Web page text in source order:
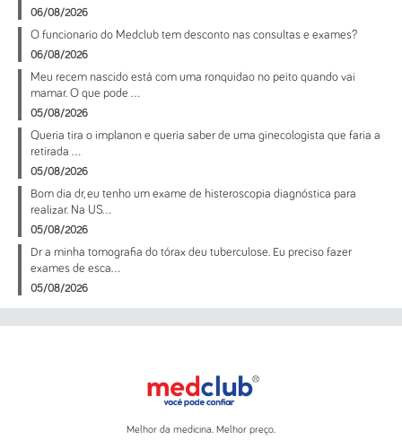
06/08/2026
O funcionario do Medclub tem desconto nas consultas e exames?
06/08/2026
Meu recem nascido está com uma ronquidao no peito quando vai
mamar. O que pode ...
05/08/2026
Queria tira o implanon e queria saber de uma ginecologista que faria a
retirada ...
05/08/2026
Bom dia dr, eu tenho um exame de histeroscopia diagnóstica para
realizar. Na US...
05/08/2026
Dr a minha tomografia do tórax deu tuberculose. Eu preciso fazer
exames de esca...
05/08/2026
Melhor da medicina. Melhor preço.